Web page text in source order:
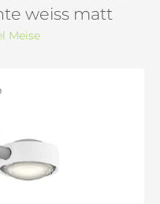
weiss matt
Meise